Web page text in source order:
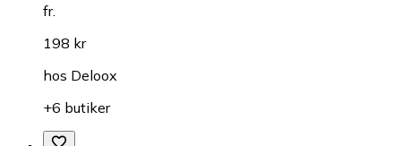
fr.
198 kr
hos Deloox
+6 butiker